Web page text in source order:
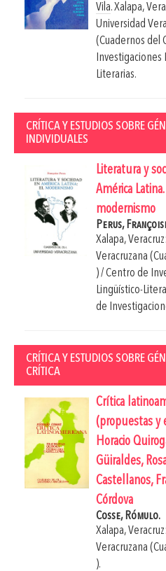
Vila.Xalapa,
Universidad
(Cuadernos del
Investigaciones
Literarias.
CRÍTICA Y ESTUDIOS SOBRE
INDIVIDUALES
Literatura y
América Latina.
modernismo
Perus,
Xalapa,
Veracruzana
) / Centro de
Lingüístico-
de
CRÍTICA Y ESTUDIOS SOBRE
CRÍTICA
Crítica
(propuestas y
Horacio
Güiraldes,
Castellanos,
Córdova
Cosse, Rómulo.
Xalapa,
Veracruzana
).